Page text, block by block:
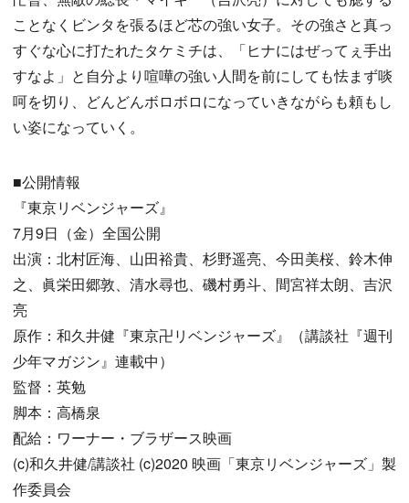
ことなくビンタを張るほど芯の強い女子。その強さと真っ
すぐな心に打たれたタケミチは、「ヒナにはぜってぇ手出
すなよ」と自分より喧嘩の強い人間を前にしても怯まず啖
呵を切り、どんどんボロボロになっていきながらも頼もし
い姿になっていく。
■公開情報
『東京リベンジャーズ』
7月9日（金）全国公開
出演：北村匠海、山田裕貴、杉野遥亮、今田美桜、鈴木伸
之、眞栄田郷敦、清水尋也、磯村勇斗、間宮祥太朗、吉沢
亮
原作：和久井健『東京卍リベンジャーズ』（講談社『週刊
少年マガジン』連載中）
監督：英勉
脚本：高橋泉
配給：ワーナー・ブラザース映画
(c)和久井健/講談社 (c)2020 映画「東京リベンジャーズ」製
作委員会